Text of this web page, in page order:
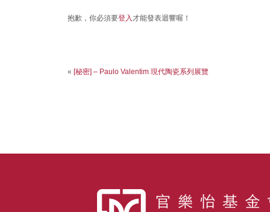
抱歉，你必須要登入才能發表迴響喔！
« [秘密] – Paulo Valentim 現代陶瓷系列展覽